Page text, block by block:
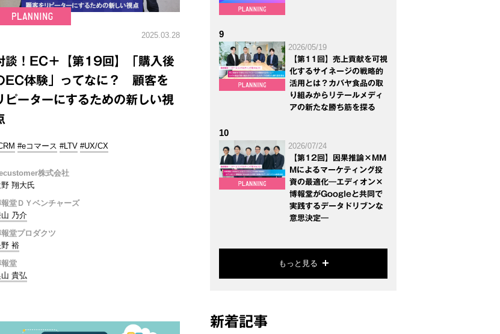
2025.03.28
談！EC＋【第19回】「購入後
EC体験」ってなに？ 顧客を
ピーターにするための新しい視
#eコマース #LTV #UX/CX
株式会社
翔大氏
堂ＤＹベンチャーズ
乃介
堂プロダクツ
野 裕
堂
貴弘
9
2026/05/19
【第11回】売上貢献を可視
化するサイネージの戦略的
活用とは？カバヤ食品の取
り組みからリテールメディ
アの新たな勝ち筋を探る
10
2026/07/24
【第12回】因果推論×MM
Mによるマーケティング投
資の最適化―エディオン×
博報堂がGoogleと共同で
実践するデータドリブンな
意思決定―
もっと見る
新着記事